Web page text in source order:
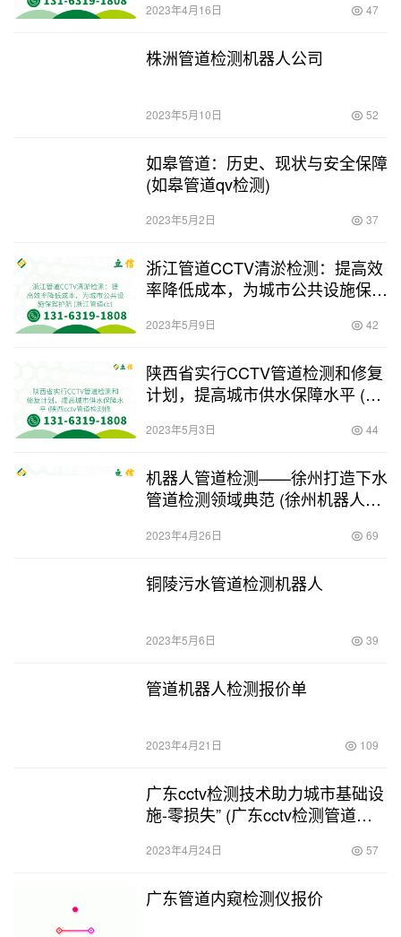
2023年4月16日 47
株洲管道检测机器人公司
2023年5月10日 52
如皋管道：历史、现状与安全保障
(如皋管道qv检测)
2023年5月2日 37
浙江管道CCTV清淤检测：提高效
率降低成本，为城市公共设施保驾
2023年5月9日 42
陕西省实行CCTV管道检测和修复
计划，提高城市供水保障水平 (陕
2023年5月3日 44
机器人管道检测——徐州打造下水
管道检测领域典范 (徐州机器人管
2023年4月26日 69
铜陵污水管道检测机器人
2023年5月6日 39
管道机器人检测报价单
2023年4月21日 109
广东cctv检测技术助力城市基础设
施-零损失” (广东cctv检测管道工
2023年4月24日 57
广东管道内窥检测仪报价